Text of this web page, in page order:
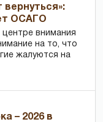
вернуться»:
ОСАГО
внимания
на то, что
жалуются на
– 2026 в